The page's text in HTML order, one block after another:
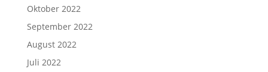
Oktober 2022
September 2022
August 2022
Juli 2022